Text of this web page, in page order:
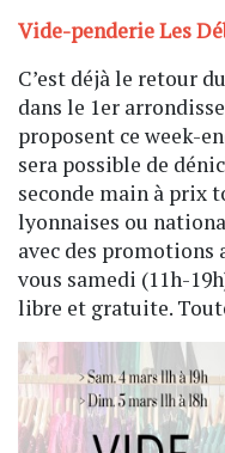
Vide-penderie Les
C’est déjà le retour
dans le 1er
proposent ce week-
sera possible de
seconde main à prix
lyonnaises ou
avec des promotions
vous samedi (11h-
libre et gratuite.